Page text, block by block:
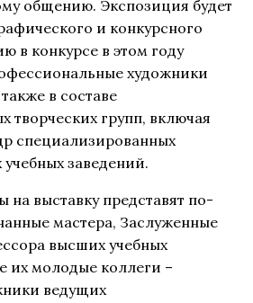
общению. Экспозиция будет
и конкурсного
в конкурсе в этом году
художники
в составе
творческих групп, включая
специализированных
заведений.
на выставку представят по-
мастера, Заслуженные
высших учебных
их молодые коллеги –
ведущих